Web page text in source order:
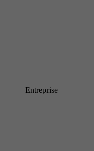
Entreprise